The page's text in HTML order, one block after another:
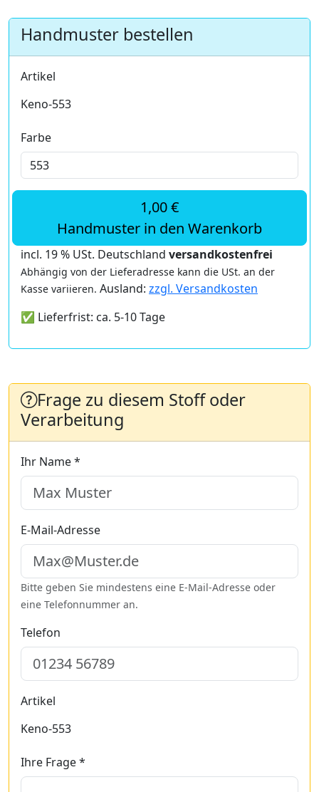
Handmuster bestellen
Artikel
Keno-553
Farbe
1,00 €
Handmuster in den Warenkorb
incl. 19 % USt. Deutschland versandkostenfrei
Abhängig von der Lieferadresse kann die USt. an der
Kasse variieren. Ausland: zzgl. Versandkosten
✅ Lieferfrist: ca. 5-10 Tage
Frage zu diesem Stoff oder
Verarbeitung
Ihr Name *
E-Mail-Adresse
Bitte geben Sie mindestens eine E-Mail-Adresse oder
eine Telefonnummer an.
Telefon
Artikel
Keno-553
Ihre Frage *